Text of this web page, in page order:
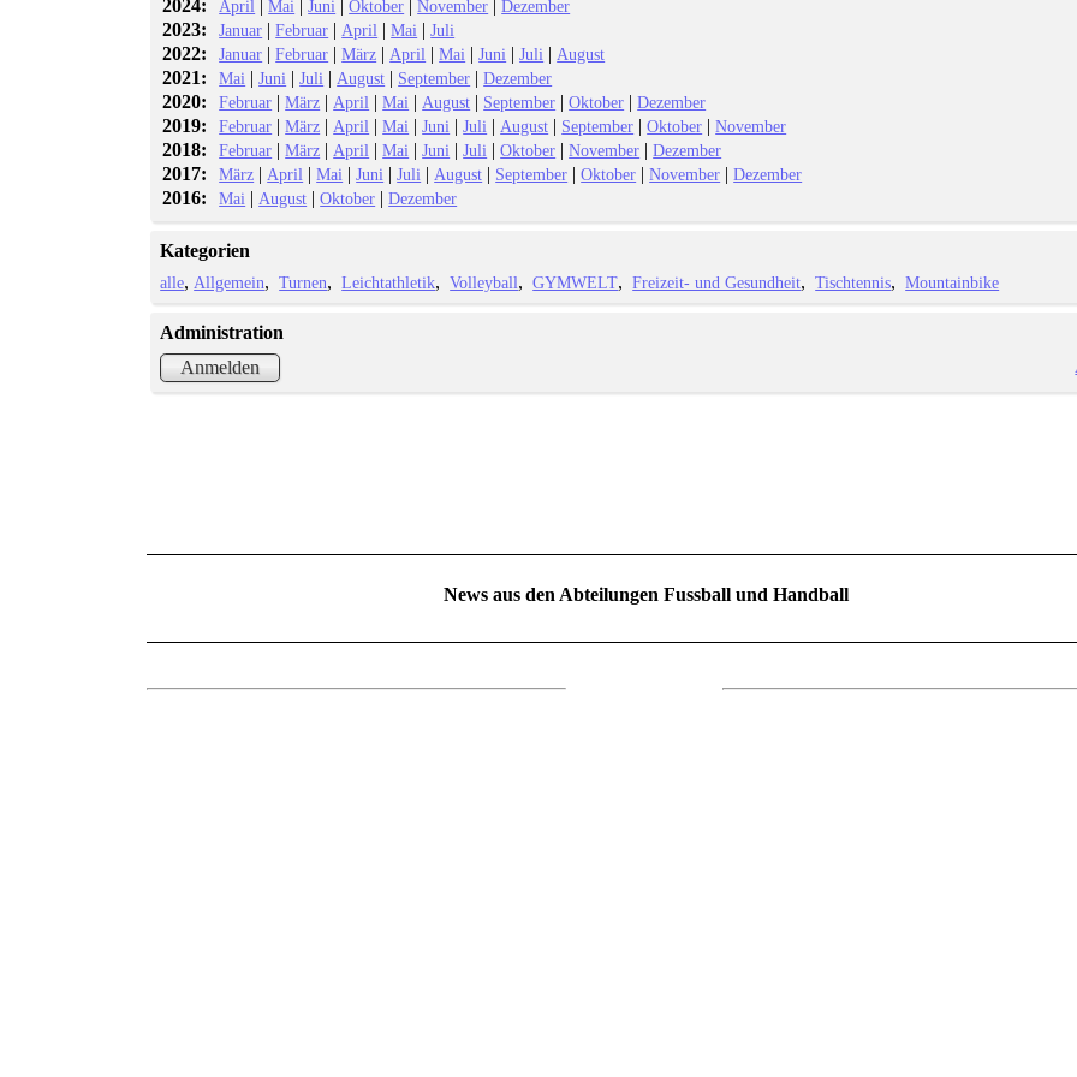
2024: April |Mai |Juni |Oktober |November |Dezember
2023: Januar |Februar | April |Mai |Juli
2022: Januar |Februar |März | April |Mai |Juni |Juli | August
2021: Mai |Juni |Juli | August | September |Dezember
2020: Februar |März | April |Mai | August | September |Oktober |Dezember
2019: Februar |März | April |Mai |Juni |Juli | August | September |Oktober |November
2018: Februar |März | April |Mai |Juni |Juli |Oktober |November |Dezember
2017: März | April |Mai |Juni |Juli | August | September |Oktober |November |Dezember
2016: Mai | August |Oktober |Dezember
Kategorien
alle Allgemein Turnen Leichtathletik Volleyball GYMWELT Freizeit- und Gesundheit Tischtennis Mountainbike
Administration
Anmelden
News aus den Abteilungen Fussball und Handball